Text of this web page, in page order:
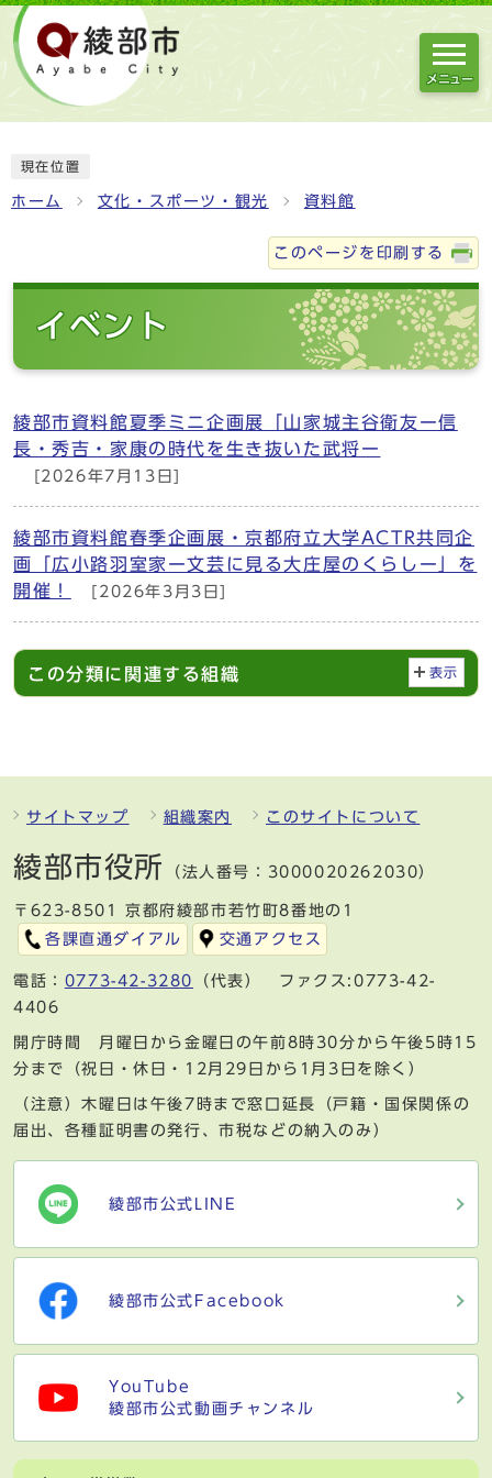
メニュー
現在位置
ホーム 文化・スポーツ・観光 資料館
このページを印刷する
イベント
綾部市資料館夏季ミニ企画展「山家城主谷衛友ー信
長・秀吉・家康の時代を生き抜いた武将ー
[2026年7月13日]
綾部市資料館春季企画展・京都府立大学ACTR共同企
画「広小路羽室家ー文芸に見る大庄屋のくらしー」を
開催！
[2026年3月3日]
この分類に関連する組織 表示
サイトマップ 組織案内 このサイトについて
綾部市役所 （法人番号：3000020262030）
〒623-8501 京都府綾部市若竹町8番地の1
各課直通ダイアル
交通アクセス
電話： 0773-42-3280
（代表） ファクス:0773-42-
4406
開庁時間 月曜日から金曜日の午前8時30分から午後5時15
分まで（祝日・休日・12月29日から1月3日を除く）
（注意）木曜日は午後7時まで窓口延長（戸籍・国保関係の
届出、各種証明書の発行、市税などの納入のみ）
綾部市公式LINE
綾部市公式Facebook
YouTube
綾部市公式動画チャンネル